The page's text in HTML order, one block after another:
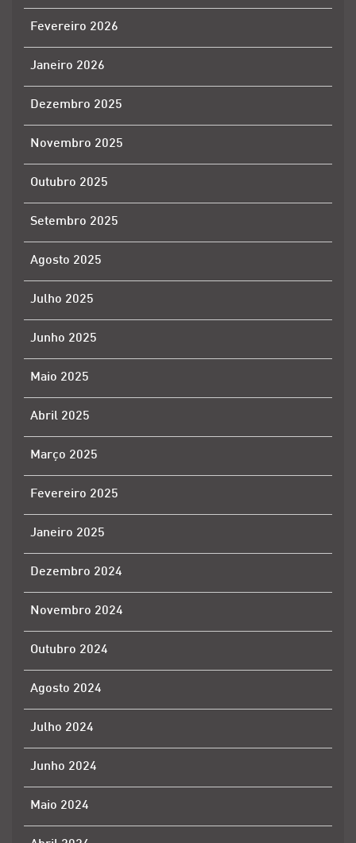
Fevereiro 2026
Janeiro 2026
Dezembro 2025
Novembro 2025
Outubro 2025
Setembro 2025
Agosto 2025
Julho 2025
Junho 2025
Maio 2025
Abril 2025
Março 2025
Fevereiro 2025
Janeiro 2025
Dezembro 2024
Novembro 2024
Outubro 2024
Agosto 2024
Julho 2024
Junho 2024
Maio 2024